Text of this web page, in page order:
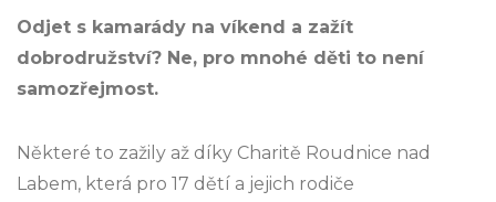
Odjet s kamarády na víkend a zažít
dobrodružství? Ne, pro mnohé děti to není
samozřejmost.
Některé to zažily až díky Charitě Roudnice nad
Labem, která pro 17 dětí a jejich rodiče